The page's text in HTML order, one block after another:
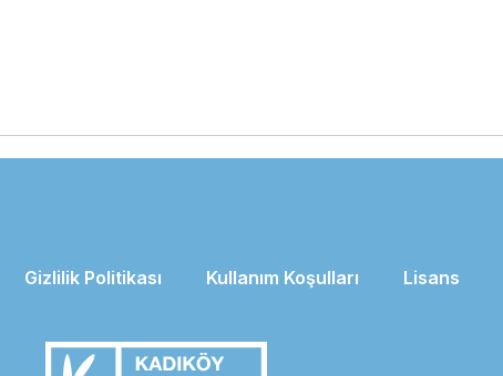
Gizlilik Politikası Kullanım Koşulları Lisans